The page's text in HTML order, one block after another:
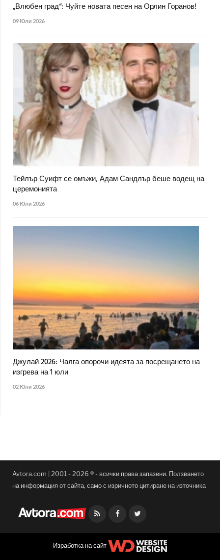
„Влюбен град“: Чуйте новата песен на Орлин Горанов!
09 Юли 2026
Тейлър Суифт се омъжи, Адам Сандлър беше водещ на
церемонията
06 Юли 2026
Джулай 2026: Чалга опорочи идеята за посрещането на
изгрева на 1 юли
02 Юли 2026
Avtora.com | 2001 - 2026 ® - всички права запазени. Ползването
на информация от сайта, само с изричното цитиране на източника
Facebook
Изработка на сайт